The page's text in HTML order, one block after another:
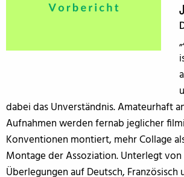
„
dabei das Unverständnis. Amateurhaft
Aufnahmen werden fernab jeglicher
Konventionen montiert, mehr Collage
Montage der Assoziation. Unterlegt
Überlegungen auf Deutsch, Französisch